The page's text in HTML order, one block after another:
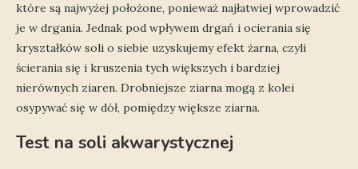
które są najwyżej położone, ponieważ najłatwiej wprowadzić
je w drgania. Jednak pod wpływem drgań i ocierania się
kryształków soli o siebie uzyskujemy efekt żarna, czyli
ścierania się i kruszenia tych większych i bardziej
nierównych ziaren. Drobniejsze ziarna mogą z kolei
osypywać się w dół, pomiędzy większe ziarna.
Test na soli akwarystycznej